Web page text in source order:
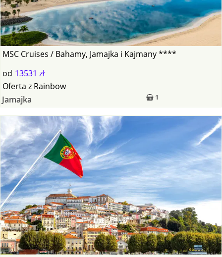
MSC Cruises / Bahamy, Jamajka i Kajmany ****
od 13531 zł
1
Oferta z Rainbow
Jamajka